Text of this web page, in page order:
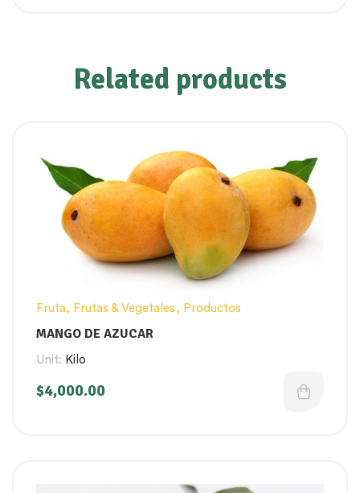
Related products
Fruta, Frutas & Vegetales , Productos
MANGO DE AZUCAR
Unit: Kilo
$4,000.00